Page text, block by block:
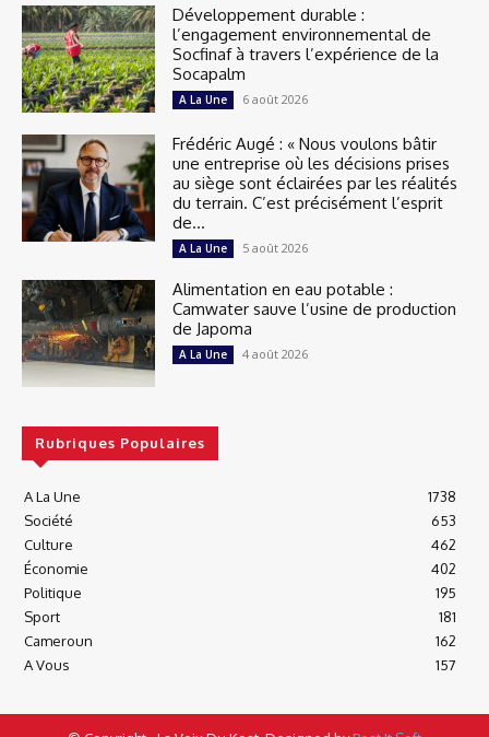
Développement durable :
l’engagement environnemental de
Socfinaf à travers l’expérience de la
Socapalm
A La Une 6 août 2026
Frédéric Augé : « Nous voulons bâtir
une entreprise où les décisions prises
au siège sont éclairées par les réalités
du terrain. C’est précisément l’esprit
de...
A La Une 5 août 2026
Alimentation en eau potable :
Camwater sauve l’usine de production
de Japoma
A La Une 4 août 2026
Rubriques Populaires
A La Une
1738
Société
653
Culture
462
Économie
402
Politique
195
Sport
181
Cameroun
162
A Vous
157